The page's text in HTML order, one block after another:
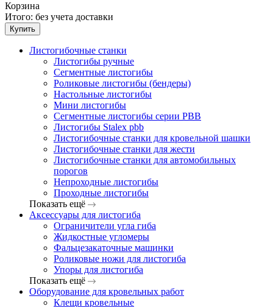
Корзина
Итого: без учета доставки
Купить
Листогибочные станки
Листогибы ручные
Сегментные листогибы
Роликовые листогибы (бендеры)
Настольные листогибы
Мини листогибы
Сегментные листогибы серии PBB
Листогибы Stalex pbb
Листогибочные станки для кровельной шашки
Листогибочные станки для жести
Листогибочные станки для автомобильных
порогов
Непроходные листогибы
Проходные листогибы
Показать ещё
Аксессуары для листогиба
Ограничители угла гиба
Жидкостные угломеры
Фальцезакаточные машинки
Роликовые ножи для листогиба
Упоры для листогиба
Показать ещё
Оборудование для кровельных работ
Клещи кровельные